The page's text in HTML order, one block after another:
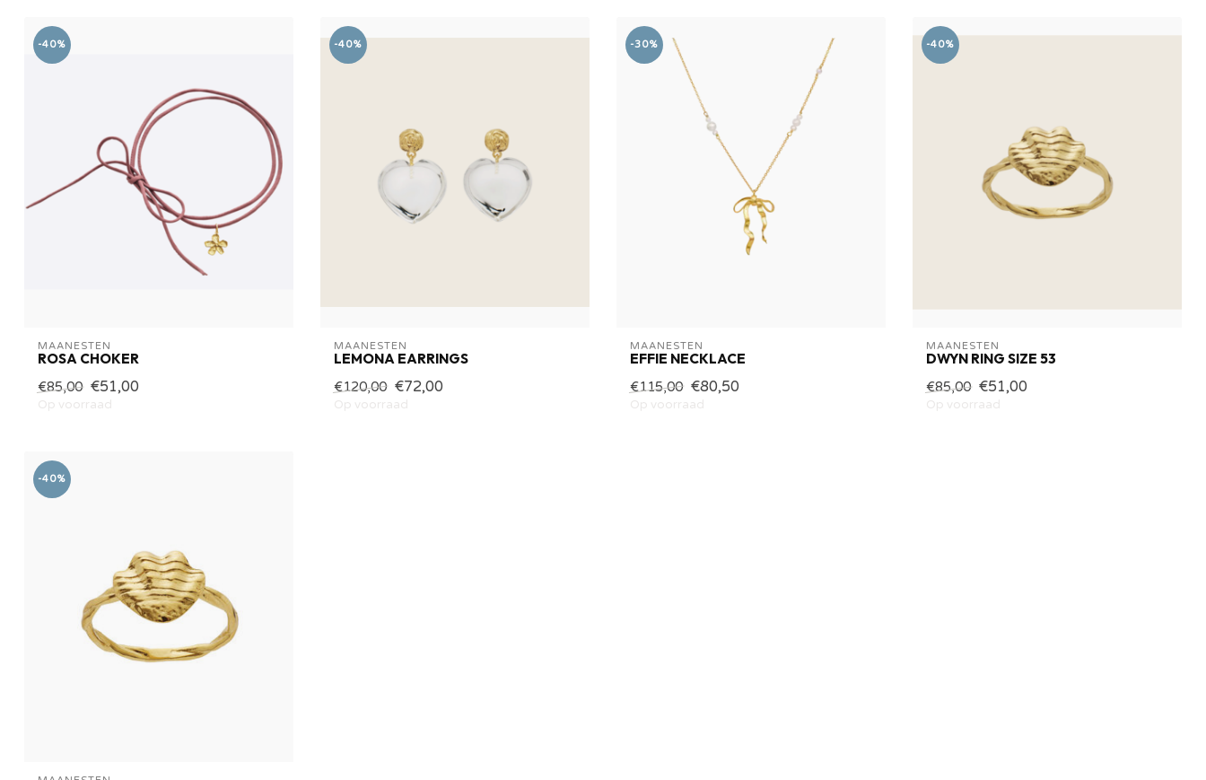
-40%
MAANESTEN
ROSA CHOKER
€85,00 €51,00
Op voorraad
-40%
MAANESTEN
LEMONA EARRINGS
€120,00 €72,00
Op voorraad
-30%
MAANESTEN
EFFIE NECKLACE
€115,00 €80,50
Op voorraad
-40%
MAANESTEN
DWYN RING SIZE 53
€85,00 €51,00
Op voorraad
-40%